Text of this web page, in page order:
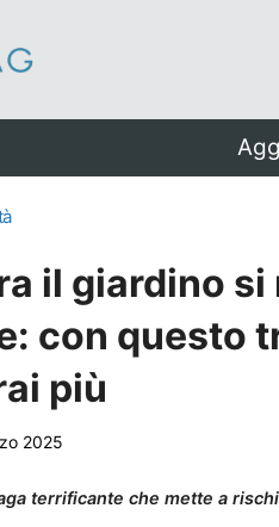
il giardino
con questo
più
2025
terrificante che mette a